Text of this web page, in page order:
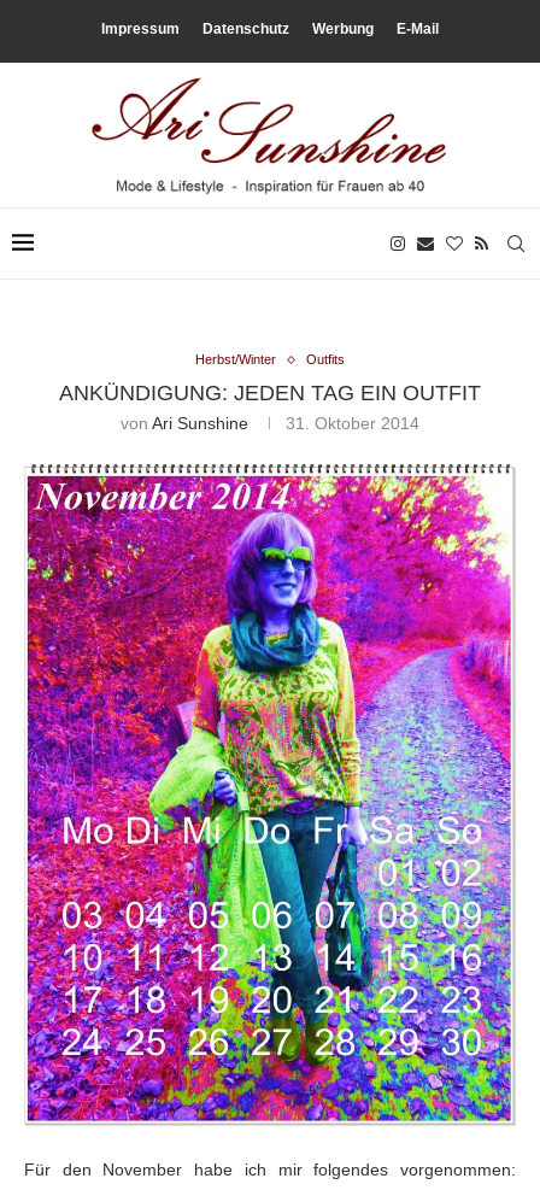
Impressum Datenschutz Werbung E-Mail
Herbst/Winter Outfits
ANKÜNDIGUNG: JEDEN TAG EIN OUTFIT
von Ari Sunshine 31. Oktober 2014
Für den November habe ich mir folgendes vorgenommen: